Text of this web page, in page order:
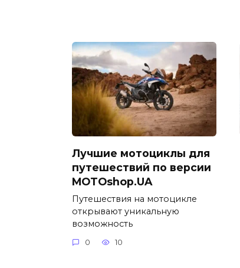
Лучшие мотоциклы для
путешествий по версии
MOTOshop.UA
Путешествия на мотоцикле
открывают уникальную
возможность
0 10